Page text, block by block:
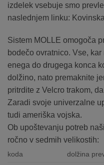
izdelek vsebuje smo
naslednjem linku:
Sistem MOLLE omogoča
bodečo ovratnico. Vse,
enega do drugega konca
dolžino, nato premaknite
pritrdite z Velcro trakom,
Zaradi svoje univerzalne
tudi ameriška vojska.
Ob upoštevanju potreb
ročno v sedmih velikostih:
koda dolžina